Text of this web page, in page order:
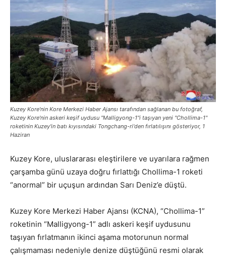
Kuzey Kore'nin Kore Merkezi Haber Ajansı tarafından sağlanan bu fotoğraf,
Kuzey Kore'nin askeri keşif uydusu "Malligyong-1"i taşıyan yeni "Chollima-1"
roketinin Kuzey'in batı kıyısındaki Tongchang-ri'den fırlatılışını gösteriyor, 1
Haziran
Kuzey Kore, uluslararası eleştirilere ve uyarılara rağmen
çarşamba günü uzaya doğru fırlattığı Chollima-1 roketi
“anormal” bir uçuşun ardından Sarı Deniz’e düştü.
Kuzey Kore Merkezi Haber Ajansı (KCNA), “Chollima-1”
roketinin “Malligyong-1” adlı askeri keşif uydusunu
taşıyan fırlatmanın ikinci aşama motorunun normal
çalışmaması nedeniyle denize düştüğünü resmi olarak